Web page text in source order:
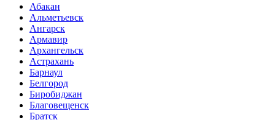
Абакан
Альметьевск
Ангарск
Армавир
Архангельск
Астрахань
Барнаул
Белгород
Биробиджан
Благовещенск
Братск